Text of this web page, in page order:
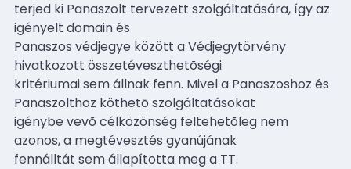
terjed ki Panaszolt tervezett szolgáltatására, így az
igényelt domain és
Panaszos védjegye között a Védjegytörvény
hivatkozott összetéveszthetõségi
kritériumai sem állnak fenn. Mivel a Panaszoshoz és
Panaszolthoz köthetõ szolgáltatásokat
igénybe vevõ célközönség feltehetõleg nem
azonos, a megtévesztés gyanújának
fennálltát sem állapította meg a TT.